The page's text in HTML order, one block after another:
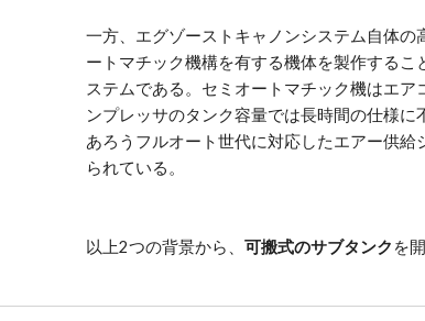
一方、エグゾーストキャノンシステム自体
ートマチック機構を有する機体を製作する
ステムである。セミオートマチック機はエ
ンプレッサのタンク容量では長時間の仕様
あろうフルオート世代に対応したエアー供
られている。
以上2つの背景から、 可搬式のサブタンク を